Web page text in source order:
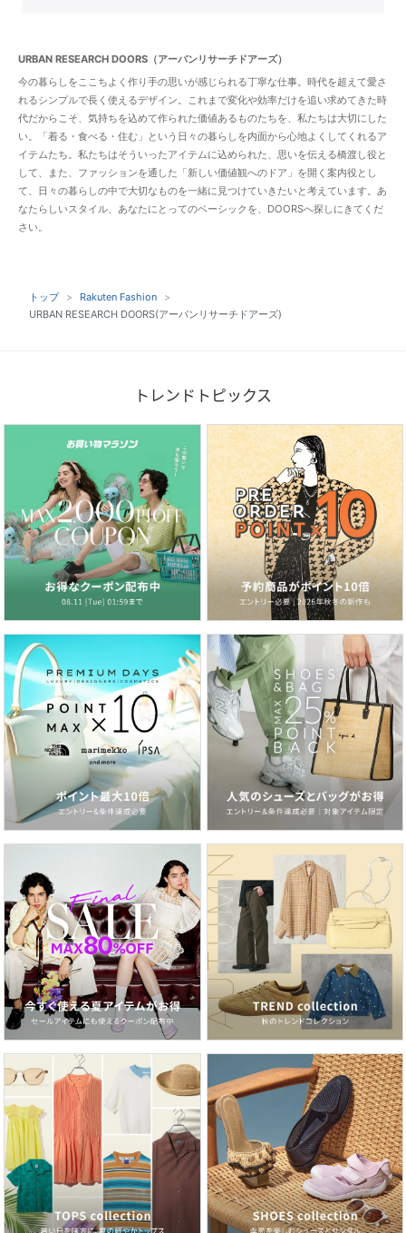
URBAN RESEARCH DOORS（アーバンリサーチドアーズ）
今の暮らしをここちよく作り手の思いが感じられる丁寧な仕事。時代を超えて愛さ
れるシンプルで長く使えるデザイン。これまで変化や効率だけを追い求めてきた時
代だからこそ、気持ちを込めて作られた価値あるものたちを、私たちは大切にした
い。「着る・食べる・住む」という日々の暮らしを内面から心地よくしてくれるア
イテムたち。私たちはそういったアイテムに込められた、思いを伝える橋渡し役と
して、また、ファッションを通した「新しい価値観へのドア」を開く案内役とし
て、日々の暮らしの中で大切なものを一緒に見つけていきたいと考えています。あ
なたらしいスタイル、あなたにとってのベーシックを、DOORSへ探しにきてくだ
さい。
トップ
Rakuten Fashion
URBAN RESEARCH DOORS(アーバンリサーチドアーズ)
トレンドトピックス